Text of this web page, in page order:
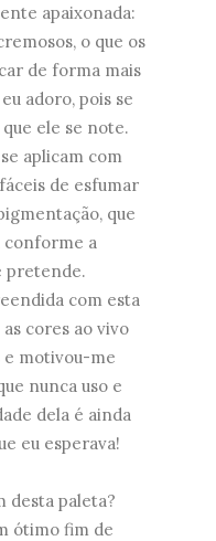
apaixonada:
o que os
de forma mais
adoro, pois se
ele se note.
aplicam com
de esfumar
que
a
pretende.
com esta
cores ao vivo
e motivou-me
nunca uso e
dela é ainda
eu esperava!
desta paleta?
ótimo fim de